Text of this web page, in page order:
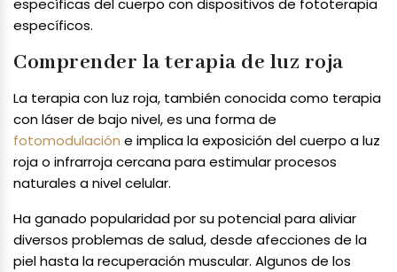
específicas del cuerpo con dispositivos de fototerapia
específicos.
Comprender la terapia de luz roja
La terapia con luz roja, también conocida como terapia
con láser de bajo nivel, es una forma de
fotomodulación e implica la exposición del cuerpo a luz
roja o infrarroja cercana para estimular procesos
naturales a nivel celular.
Ha ganado popularidad por su potencial para aliviar
diversos problemas de salud, desde afecciones de la
piel hasta la recuperación muscular. Algunos de los